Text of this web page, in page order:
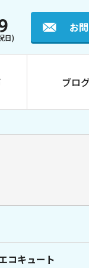
日)
お
ンソーラー EP
ブロ
コキュート